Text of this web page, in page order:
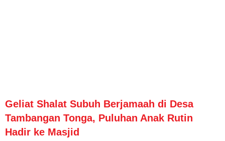
Geliat Shalat Subuh Berjamaah di Desa
Tambangan Tonga, Puluhan Anak Rutin
Hadir ke Masjid